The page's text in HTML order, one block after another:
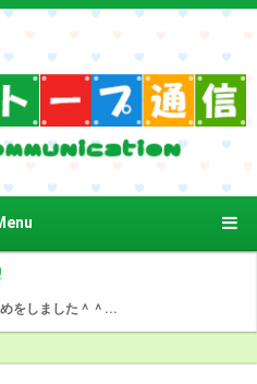
をしました＾＾...